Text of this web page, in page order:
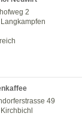
2
49